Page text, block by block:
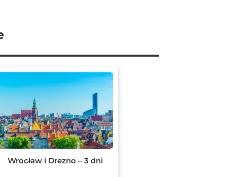
Wrocław i Drezno – 3 dni